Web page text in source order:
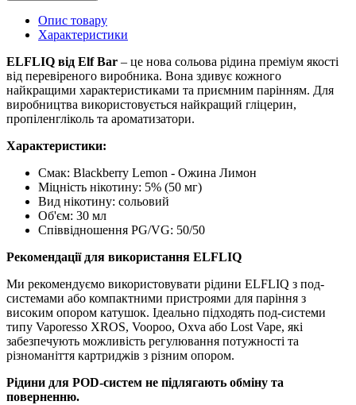
Опис товару
Характеристики
ELFLIQ від Elf Bar – це нова сольова рідина преміум якості
від перевіреного виробника. Вона здивує кожного
найкращими характеристиками та приємним парінням. Для
виробництва використовується найкращий гліцерин,
пропіленгліколь та ароматизатори.
Характеристики:
Смак: Blackberry Lemon - Ожина Лимон
Міцність нікотину: 5% (50 мг)
Вид нікотину: сольовий
Об'єм: 30 мл
Співвідношення PG/VG: 50/50
Рекомендації для використання ELFLIQ
Ми рекомендуємо використовувати рідини ELFLIQ з под-
системами або компактними пристроями для паріння з
високим опором катушок. Ідеально підходять под-системи
типу Vaporesso XROS, Voopoo, Oxva або Lost Vape, які
забезпечують можливість регулювання потужності та
різноманіття картриджів з різним опором.
Рідини для POD-систем не підлягають обміну та
поверненню.